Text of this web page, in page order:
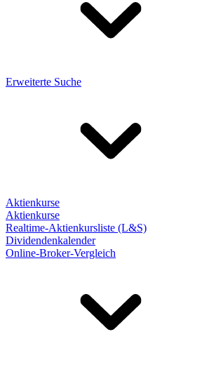
Erweiterte Suche
Aktienkurse
Aktienkurse
Realtime-Aktienkursliste (L&S)
Dividendenkalender
Online-Broker-Vergleich